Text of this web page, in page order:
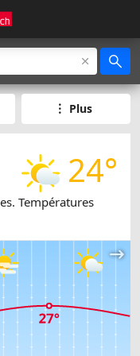
Plus
24°
Températures